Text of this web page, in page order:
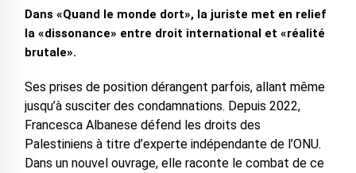
Dans «Quand le monde dort», la juriste met en relief
la «dissonance» entre droit international et «réalité
brutale».
Ses prises de position dérangent parfois, allant même
jusqu’à susciter des condamnations. Depuis 2022,
Francesca Albanese défend les droits des
Palestiniens à titre d’experte indépendante de l’ONU.
Dans un nouvel ouvrage, elle raconte le combat de ce